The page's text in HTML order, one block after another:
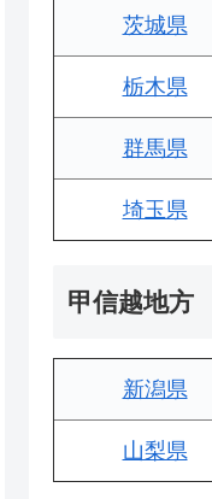
茨城県
栃木県
群馬県
埼玉県
甲信越地方
新潟県
山梨県